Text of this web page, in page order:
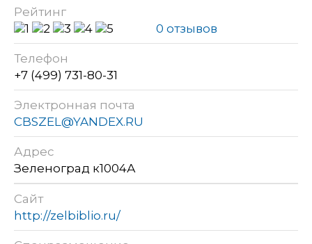
Рейтинг
0 отзывов
Телефон
+7 (499) 731-80-31
Электронная почта
CBSZEL@YANDEX.RU
Адрес
Зеленоград к1004А
Сайт
http://zelbiblio.ru/